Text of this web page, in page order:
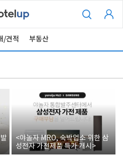
/견적 부동산
<야놀자 MRO, 숙박업소 위한 삼
성전자 가전제품 특가 개시>